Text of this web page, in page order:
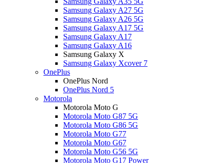
Samsung Galaxy A27 5G
Samsung Galaxy A26 5G
Samsung Galaxy A17 5G
Samsung Galaxy A17
Samsung Galaxy A16
Samsung Galaxy X
Samsung Galaxy Xcover 7
OnePlus
OnePlus Nord
OnePlus Nord 5
Motorola
Motorola Moto G
Motorola Moto G87 5G
Motorola Moto G86 5G
Motorola Moto G77
Motorola Moto G67
Motorola Moto G56 5G
Motorola Moto G17 Power